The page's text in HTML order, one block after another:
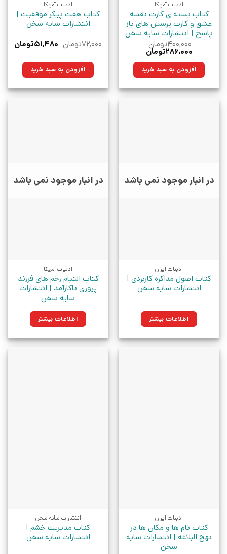
ادبیات آمریکا
کتاب بسته ی کارت نقشه
عشق و کارت پرسش های باز
پاسخ | انتشارات سایه سخن
۴۰۰,۰۰۰تومان
قیمت
۴۰۰,۰۰۰تومان
بود.
۲۸۶,۰۰۰تومان
۲۸۶,۰۰۰تومان.افزودن به سبد خرید
ادبیات آمریکا
کتاب هفت پیکر موفقیت |
انتشارات سایه سخن
۷۲,۰۰۰تومان قیمت
بود.
۵۱,۴۸۰تومان
افزودن به سبد خرید
در انبار موجود نمی باشد
ادبیات ایران
کتاب اصول مذاکره کاربردی |
انتشارات سایه سخن
اطلاعات بیشتر
در انبار موجود نمی باشد
ادبیات آمریکا
کتاب التیام زخم های فرزند
پروری ناکارآمد | انتشارات
سایه سخن
اطلاعات بیشتر
ادبیات ایران
کتاب نام ها و مکان ها در
نهج البلاغه | انتشارات سایه
سخن
انتشارات سایه سخن
کتاب مدیریت خشم |
انتشارات سایه سخن